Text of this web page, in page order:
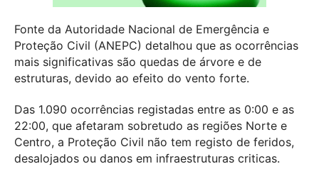
Fonte da Autoridade Nacional de Emergência e
Proteção Civil (ANEPC) detalhou que as ocorrências
mais significativas são quedas de árvore e de
estruturas, devido ao efeito do vento forte.
Das 1.090 ocorrências registadas entre as 0:00 e as
22:00, que afetaram sobretudo as regiões Norte e
Centro, a Proteção Civil não tem registo de feridos,
desalojados ou danos em infraestruturas criticas.